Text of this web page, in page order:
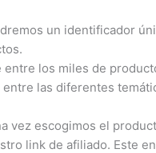
un identificador
entre los miles de
las diferentes
vez escogimos el
link de afiliado. Este